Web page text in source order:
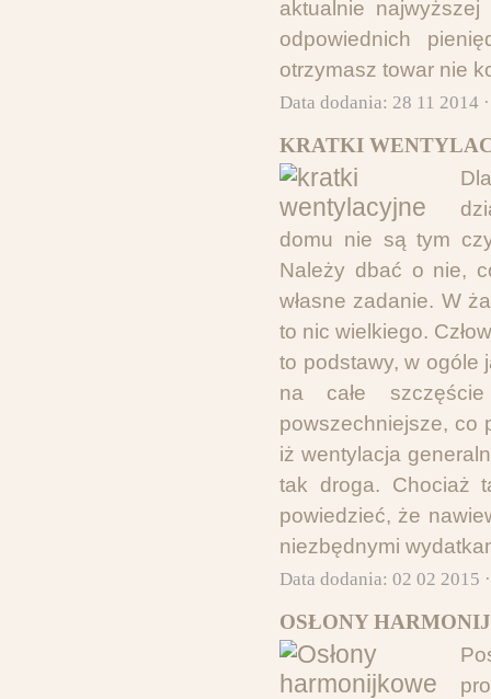
aktualnie
odpowiednich
otrzymasz towar nie
Data dodania: 28 11 2014
KRATKI
domu nie są tym
Należy dbać o nie,
własne zadanie. W
to nic wielkiego.
to podstawy, w ogóle
na całe
powszechniejsze, co
iż wentylacja
tak droga. Chociaż
powiedzieć, że
niezbędnymi
Data dodania: 02 02 2015
OSŁONY